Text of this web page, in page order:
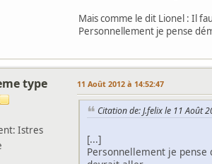
Mais comme le dit Lionel : Il
Personnellement je pense
type
Istres
11 Août 2012 à 14:52:47
Citation de: J.felix le 11 Août
[...]
Personnellement je